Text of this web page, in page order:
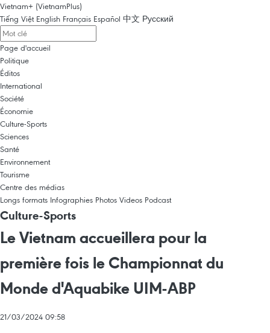
Vietnam+ (VietnamPlus)
Tiếng Việt English Français Español 中文 Русский
Page d'accueil
Politique
Éditos
International
Société
Économie
Culture-Sports
Sciences
Santé
Environnement
Tourisme
Centre des médias
Longs formats Infographies Photos Videos Podcast
Culture-Sports
Le Vietnam accueillera pour la
première fois le Championnat du
Monde d'Aquabike UIM-ABP
21/03/2024 09:58